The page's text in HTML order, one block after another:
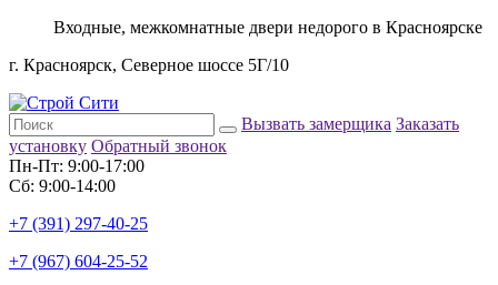
Входные, межкомнатные двери недорого в Красноярске
г. Красноярск, Северное шоссе 5Г/10
Вызвать замерщика Заказать
установку Обратный звонок
Пн-Пт: 9:00-17:00
Сб: 9:00-14:00
+7 (391) 297-40-25
+7 (967) 604-25-52